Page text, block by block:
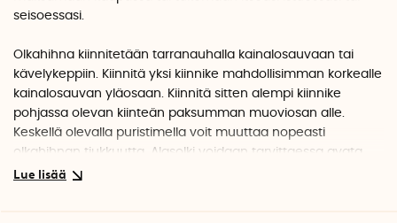
seisoessasi.
Olkahihna kiinnitetään tarranauhalla kainalosauvaan tai
kävelykeppiin. Kiinnitä yksi kiinnike mahdollisimman korkealle
kainalosauvan yläosaan. Kiinnitä sitten alempi kiinnike
pohjassa olevan kiinteän paksumman muoviosan alle.
Keskellä olevalla puristimella voit muuttaa nopeasti
olkahihnan tiukkuutta. Alasolki voidaan tarvittaessa avata,
esimerkiksi jos haluat nopeasti irrottaa kainalosauvan